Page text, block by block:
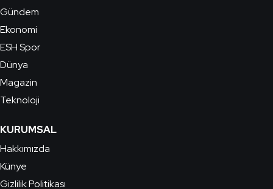
Gündem
Ekonomi
ESH Spor
Dünya
Magazin
Teknoloji
KURUMSAL
Hakkımızda
Künye
Gizlilik Politikası